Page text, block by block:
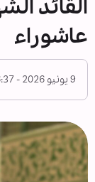
القائد
عاشوراء
9 يونيو 2026 - 16:37